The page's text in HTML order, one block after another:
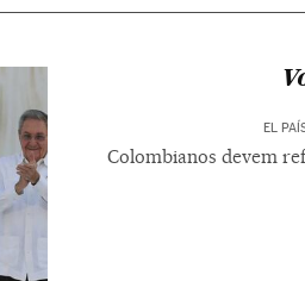
EL
Colombianos devem